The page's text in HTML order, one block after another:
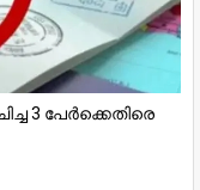
3 പേർക്കെതിരെ